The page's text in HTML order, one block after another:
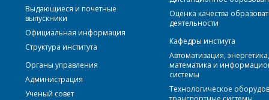
Выдающиеся и почетные
выпускники
Официальная информация
Структура института
Органы управления
Администрация
Ученый совет
Оценка качества
деятельности
Кафедры инстиута
Автоматизация, энергетика,
математика и
системы
Технологическое